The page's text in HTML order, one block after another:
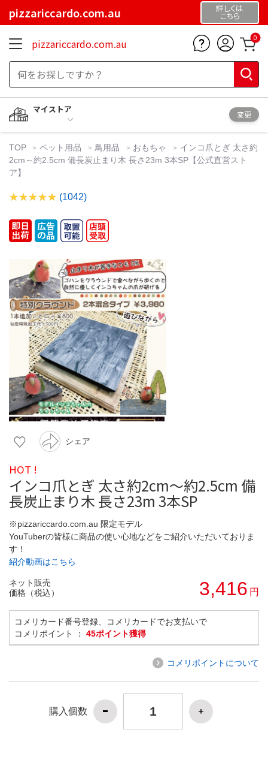
pizzariccardo.com.au 詳しくは
こちら
pizzariccardo.com.au 0
マイストア
変更
TOP ペット用品 鳥用品 おもちゃ
インコ爪とぎ 太さ約
2cm～約2.5cm 備長炭止まり木 長さ23m 3本SP【公式直営スト
ア】
(1042)
シェア
HOT !
インコ爪とぎ 太さ約2cm～約2.5cm 備
長炭止まり木 長さ23m 3本SP
※pizzariccardo.com.au 限定モデル
YouTuberの皆様に商品の使い心地などをご紹介いただいておりま
す！
紹介動画はこちら
ネット販売
価格（税込）
3,416 円
コメリカード番号登録、コメリカードでお支払いで
コメリポイント ： 45ポイント獲得
コメリポイントについて
購入個数